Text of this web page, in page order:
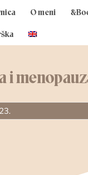
O meni
i